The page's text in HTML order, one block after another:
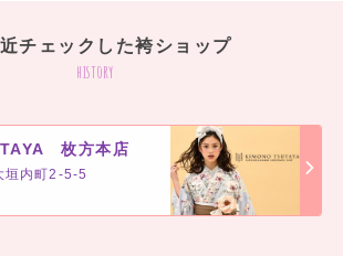
チェックした袴ショップ
history
枚方本店
垣内町2-5-5